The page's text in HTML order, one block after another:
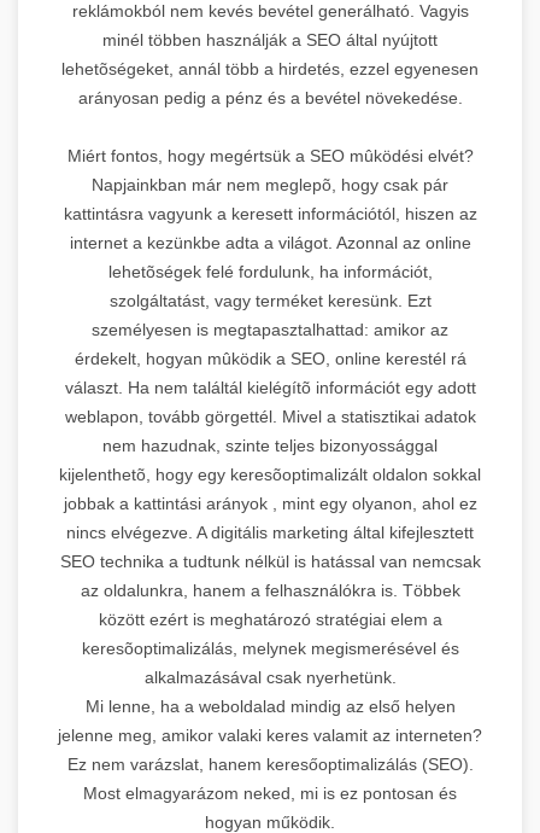
reklámokból nem kevés bevétel generálható. Vagyis
minél többen használják a SEO által nyújtott
lehetõségeket, annál több a hirdetés, ezzel egyenesen
arányosan pedig a pénz és a bevétel növekedése.
Miért fontos, hogy megértsük a SEO mûködési elvét?
Napjainkban már nem meglepõ, hogy csak pár
kattintásra vagyunk a keresett információtól, hiszen az
internet a kezünkbe adta a világot. Azonnal az online
lehetõségek felé fordulunk, ha információt,
szolgáltatást, vagy terméket keresünk. Ezt
személyesen is megtapasztalhattad: amikor az
érdekelt, hogyan mûködik a SEO, online kerestél rá
választ. Ha nem találtál kielégítõ információt egy adott
weblapon, tovább görgettél. Mivel a statisztikai adatok
nem hazudnak, szinte teljes bizonyossággal
kijelenthetõ, hogy egy keresõoptimalizált oldalon sokkal
jobbak a kattintási arányok , mint egy olyanon, ahol ez
nincs elvégezve. A digitális marketing által kifejlesztett
SEO technika a tudtunk nélkül is hatással van nemcsak
az oldalunkra, hanem a felhasználókra is. Többek
között ezért is meghatározó stratégiai elem a
keresõoptimalizálás, melynek megismerésével és
alkalmazásával csak nyerhetünk.
Mi lenne, ha a weboldalad mindig az első helyen
jelenne meg, amikor valaki keres valamit az interneten?
Ez nem varázslat, hanem keresőoptimalizálás (SEO).
Most elmagyarázom neked, mi is ez pontosan és
hogyan működik.